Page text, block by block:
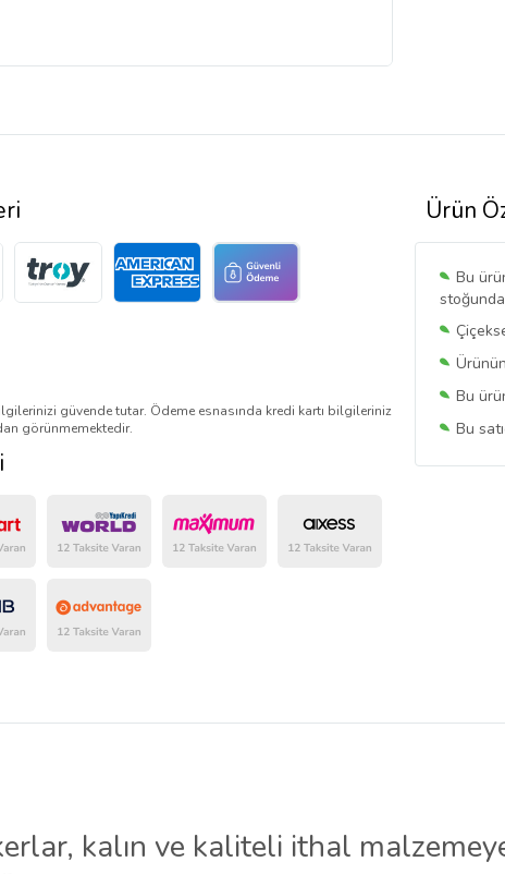
Ürün
Bu
Bu
Bu
Bu
güvende tutar. Ödeme esnasında kredi kartı bilgileriniz
görünmemektedir.
kalın ve kaliteli ithal